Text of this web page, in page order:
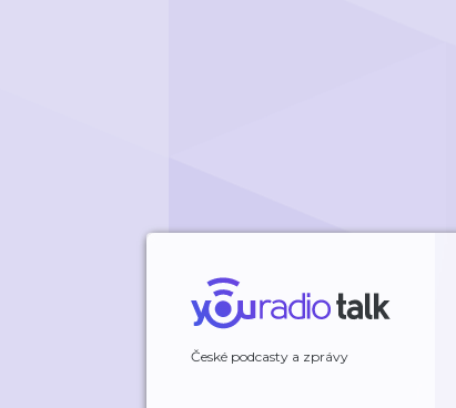
České podcasty a zprávy